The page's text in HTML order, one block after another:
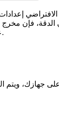
على شعور بصري قريب جدًا.